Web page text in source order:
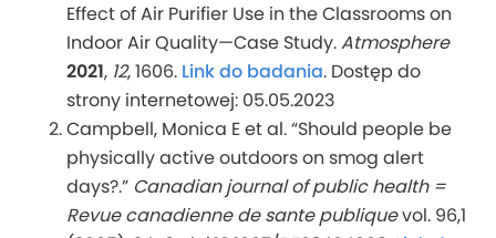
Effect of Air Purifier Use in the Classrooms on
Indoor Air Quality—Case Study.Atmosphere
2021, 12, 1606. Link do badania. Dostęp do
strony internetowej: 05.05.2023
Campbell, Monica E et al. “Should people be
physically active outdoors on smog alert
days?.” Canadian journal of public health =
Revue canadienne de sante publiquevol. 96,1